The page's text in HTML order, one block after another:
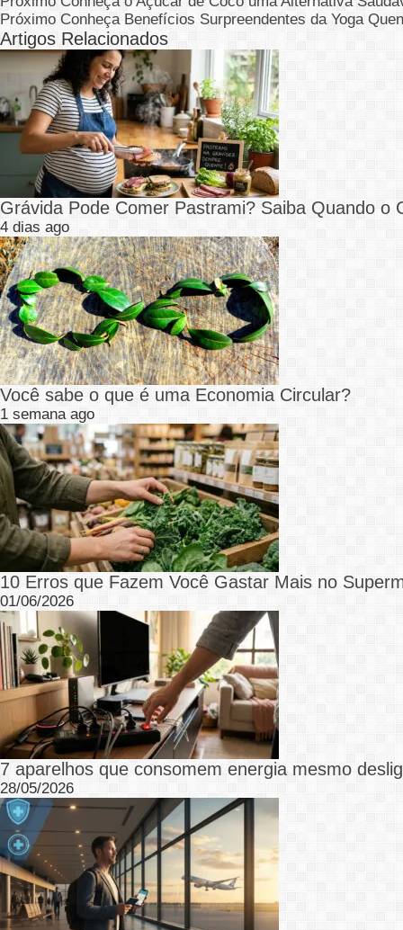
Próximo Conheça Benefícios Surpreendentes da Yoga
Artigos Relacionados
Grávida Pode Comer Pastrami? Saiba Quando o
4 dias ago
Você sabe o que é uma Economia Circular?
1 semana ago
10 Erros que Fazem Você Gastar Mais no
01/06/2026
7 aparelhos que consomem energia mesmo
28/05/2026